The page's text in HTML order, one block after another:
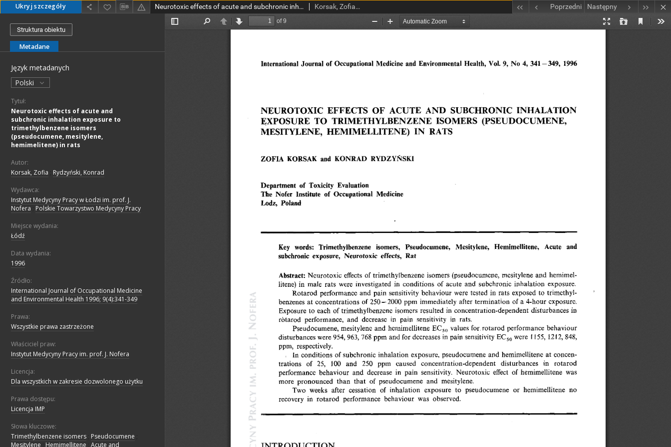
Ukryj szczegóły Neurotoxic effects of acute and subchronic inhalation exposure to trimethylbenzene isomers (pseudocumene, mesitylene, hemimelitene) in rats Korsak, Zofia; Rydzyński, Konrad Poprzedni Następny
Struktura obiektu
Metadane
Język metadanych
Polski
Tytuł:
Neurotoxic effects of acute and
subchronic inhalation exposure to
trimethylbenzene isomers
(pseudocumene, mesitylene,
hemimelitene) in rats
Autor:
Korsak, Zofia
Rydzyński, Konrad
Wydawca:
Instytut Medycyny Pracy w Łodzi im. prof. J.
Nofera
Polskie Towarzystwo Medycyny Pracy
Miejsce wydania:
Łódź
Data wydania:
1996
Źródło:
International Journal of Occupational Medicine
and Environmental Health 1996; 9(4):341-349
Prawa:
Wszystkie prawa zastrzeżone
Właściciel praw:
Instytut Medycyny Pracy im. prof. J. Nofera
Licencja:
Dla wszystkich w zakresie dozwolonego użytku
Prawa dostępu:
Licencja IMP
Słowa kluczowe:
Trimethylbenzene isomers Pseudocumene
Mesitylene
Hemimellitene Acute and